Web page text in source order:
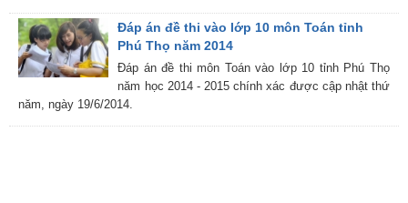
Đáp án đề thi vào lớp 10 môn Toán tỉnh
Phú Thọ năm 2014
Đáp án đề thi môn Toán vào lớp 10 tỉnh Phú Thọ
năm học 2014 - 2015 chính xác được cập nhật thứ
năm, ngày 19/6/2014.